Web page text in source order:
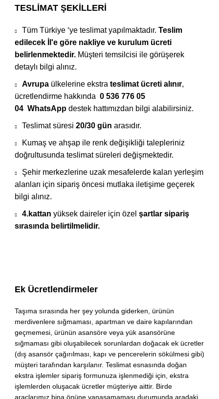
TESLİMAT ŞEKİLLERİ
Tüm Türkiye ‘ye teslimat yapılmaktadır. Teslim
edilecek İl'e göre nakliye ve kurulum ücreti
belirlenmektedir. Müşteri temsilcisi ile görüşerek
detaylı bilgi alınız.
Avrupa ülkelerine ekstra teslimat ücreti alınır,
ücretlendirme hakkında 0 536 776 05
04 WhatsApp destek hattımızdan bilgi alabilirsiniz.
Teslimat süresi 20/30 gün arasıdır.
Kumaş ve ahşap ile renk değişikliği talepleriniz
doğrultusunda teslimat süreleri değişmektedir.
Şehir merkezlerine uzak mesafelerde kalan yerleşim
alanları için sipariş öncesi mutlaka iletişime geçerek
bilgi alınız.
4.kattan yüksek daireler için özel şartlar sipariş
sırasında belirtilmelidir.
Ek Ücretlendirmeler
Taşıma sırasında her şey yolunda giderken, ürünün
merdivenlere sığmaması, apartman ve daire kapılarından
geçmemesi, ürünün asansöre veya yük asansörüne
sığmaması gibi oluşabilecek sorunlardan doğacak ek ücretler
(dış asansör çağırılması, kapı ve pencerelerin sökülmesi gibi)
müşteri tarafından karşılanır. Teslimat esnasında doğan
ekstra işlemler sipariş formunuza işlenmediği için, ekstra
işlemlerden oluşacak ücretler müşteriye aittir. Birde
araçlarımız bina önüne yanaşamaması durumunda aradaki